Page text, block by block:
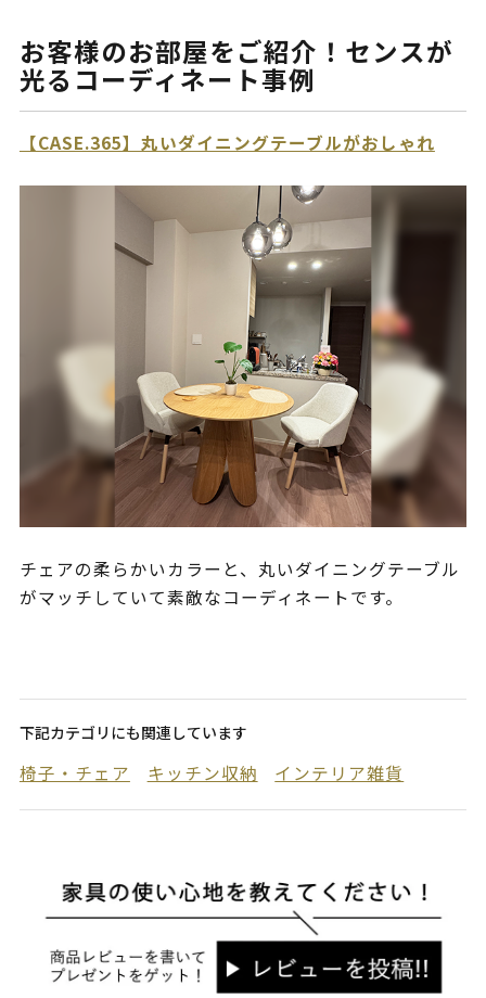
お客様のお部屋をご紹介！センスが
光るコーディネート事例
【CASE.365】丸いダイニングテーブルがおしゃれ
チェアの柔らかいカラーと、丸いダイニングテーブル
がマッチしていて素敵なコーディネートです。
下記カテゴリにも関連しています
椅子・チェア キッチン収納 インテリア雑貨